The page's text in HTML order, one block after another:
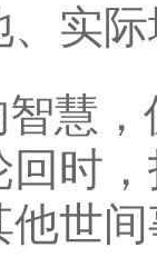
实
慧
时
世